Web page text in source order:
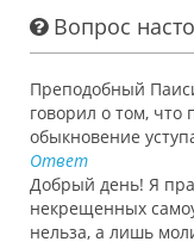
Вопрос
Преподобный
говорил о том, что
обыкновение
Ответ
Добрый день! Я
некрещенных
нельза, а лишь